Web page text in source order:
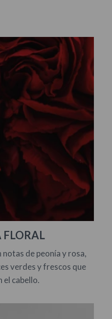
de peonía y rosa,
verdes y frescos que
el cabello.